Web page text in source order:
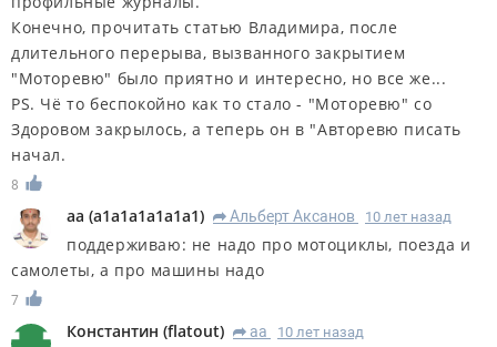
Конечно, прочитать статью Владимира, после
длительного перерыва, вызванного закрытием
"Моторевю" было приятно и интересно, но все же...
PS. Чё то беспокойно как то стало - "Моторевю" со
Здоровом закрылось, а теперь он в "Авторевю писать
начал.
8
aa (a1a1a1a1a1a1) R Альберт Аксанов 10 лет назад
поддерживаю: не надо про мотоциклы, поезда и
самолеты, а про машины надо
7
Константин (flatout) R aa 10 лет назад